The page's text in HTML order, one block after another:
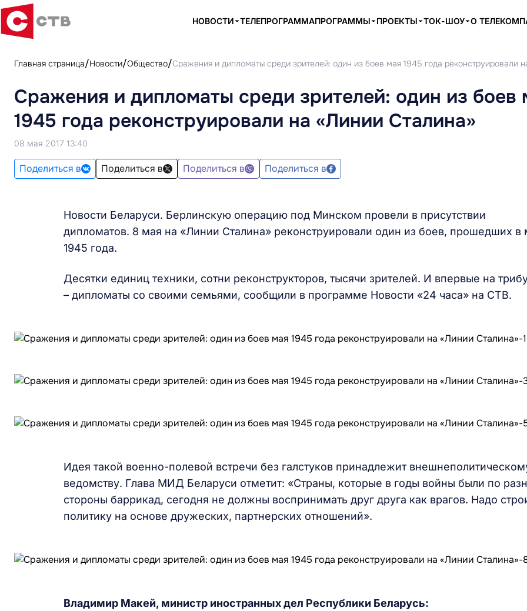
НОВОСТИ ТЕЛЕПРОГРАММАПРОГРАММЫ ПРОЕКТЫ ТОК-ШОУ О
Главная страница Новости Общество Сражения и дипломаты среди зрителей: один из боев мая 1945 года реконструировали
Сражения и дипломаты среди зрителей: один из боев
1945 года реконструировали на «Линии Сталина»
08 мая 2017 13:40
Поделиться в Поделиться в Поделиться в Поделиться в
Новости Беларуси. Берлинскую операцию под Минском провели в присутствии
дипломатов. 8 мая на «Линии Сталина» реконструировали один из боев, прошедших в
1945 года.
Десятки единиц техники, сотни реконструкторов, тысячи зрителей. И впервые на
– дипломаты со своими семьями, сообщили в программе Новости «24 часа» на СТВ.
Идея такой военно-полевой встречи без галстуков принадлежит
ведомству. Глава МИД Беларуси отметит: «Страны, которые в годы войны были по
стороны баррикад, сегодня не должны воспринимать друг друга как врагов. Надо
политику на основе дружеских, партнерских отношений».
Владимир Макей, министр иностранных дел Республики Беларусь: